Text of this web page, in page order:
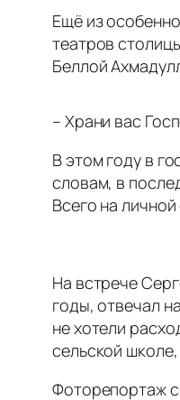
Ещё из
театров
Беллой
– Храни вас
В этом году в
словам, в
Всего на
На встрече
годы, отвечал
не хотели
сельской
Фоторепортаж